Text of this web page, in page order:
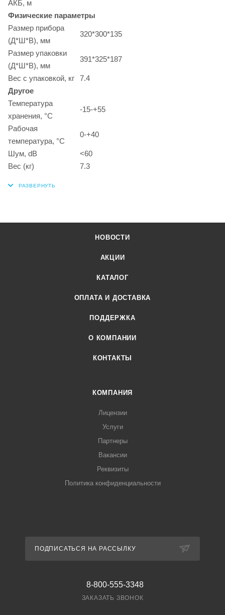
АКБ, м
Физические параметры
Размер прибора
(Д*Ш*В), мм
320*300*135
Размер упаковки
(Д*Ш*В), мм
391*325*187
Вес с упаковкой, кг
7.4
Другое
Температура
хранения, °C
-15-+55
Рабочая
температура, °C
0-+40
Шум, dB
<60
Вес (кг)
7.3
НОВОСТИ
АКЦИИ
КАТАЛОГ
ОПЛАТА И ДОСТАВКА
ПОДДЕРЖКА
О КОМПАНИИ
КОНТАКТЫ
КОМПАНИЯ
Лицензии
Услуги
Партнеры
Вакансии
Реквизиты
Политика конфиденциальности
ПОДПИСАТЬСЯ НА РАССЫЛКУ
8-800-555-3348
ЗАКАЗАТЬ ЗВОНОК